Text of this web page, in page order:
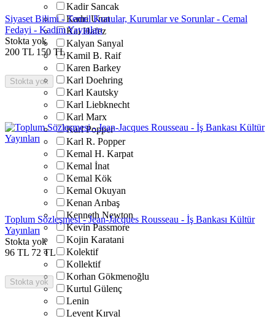
Kadir Sancak
Kadri Unat
Kai Hafez
Kalyan Sanyal
Kamil B. Raif
Karen Barkey
Karl Doehring
Karl Kautsky
Karl Liebknecht
Karl Marx
Karl Popper
Karl R. Popper
Kemal H. Karpat
Kemal İnat
Kemal Kök
Kemal Okuyan
Kenan Arıbaş
Kenneth Newton
Kevin Passmore
Kojin Karatani
Kolektif
Kollektif
Korhan Gökmenoğlu
Kurtul Gülenç
Lenin
Levent Kırval
Siyaset Bilimi - Temel Konular, Kurumlar ve Sorunlar - Cemal
Fedayi - Kadim Yayınları
Stokta yok
200 TL 150 TL
Stokta yok
Toplum Sözleşmesi - Jean-Jacques Rousseau - İş Bankası Kültür
Yayınları
Stokta yok
96 TL 72 TL
Stokta yok